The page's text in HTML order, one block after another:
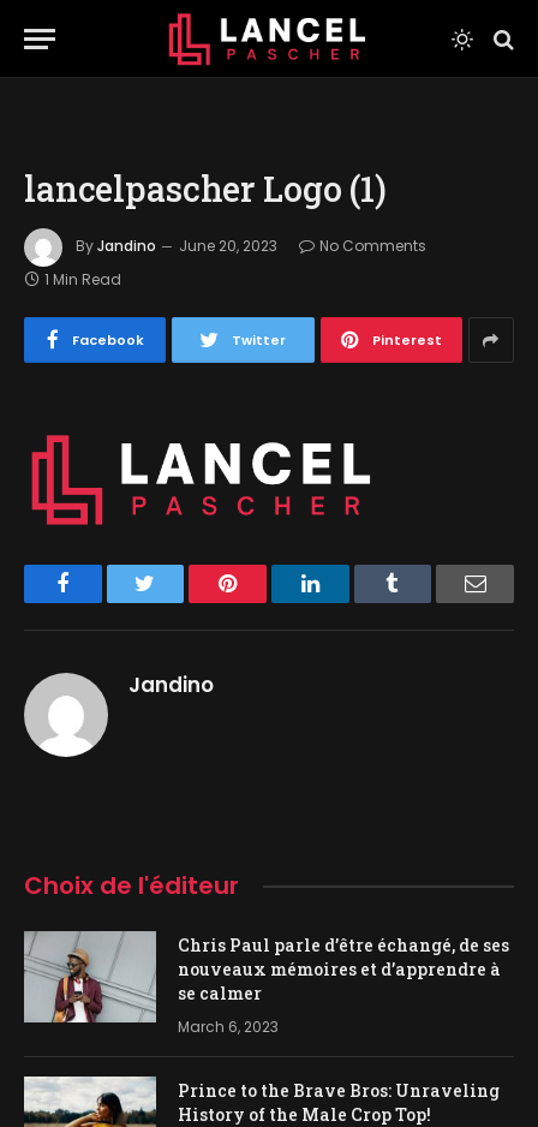
lancelpascher Logo (1)
ByJandino June 20, 2023
No Comments
1 Min Read
Facebook Twitter Pinterest
Facebook Pinterest LinkedIn Email
Jandino
Choix de l'éditeur
Chris Paul parle d’être échangé, de ses
nouveaux mémoires et d’apprendre à
se calmer
March 6, 2023
Prince to the Brave Bros: Unraveling
History of the Male Crop Top!